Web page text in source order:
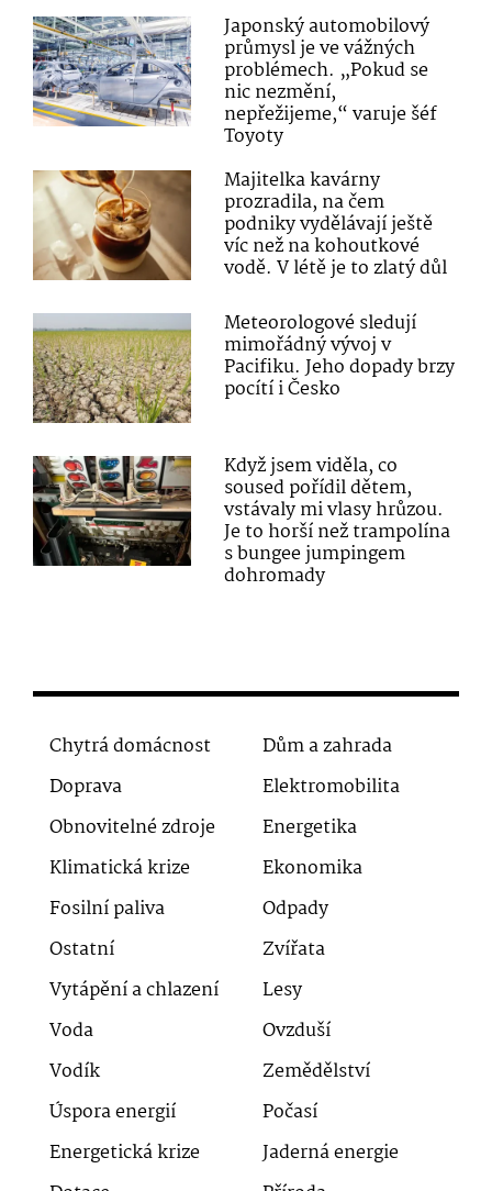
Japonský automobilový
průmysl je ve vážných
problémech. „Pokud se
nic nezmění,
nepřežijeme,“ varuje šéf
Toyoty
Majitelka kavárny
prozradila, na čem
podniky vydělávají ještě
víc než na kohoutkové
vodě. V létě je to zlatý důl
Meteorologové sledují
mimořádný vývoj v
Pacifiku. Jeho dopady brzy
pocítí i Česko
Když jsem viděla, co
soused pořídil dětem,
vstávaly mi vlasy hrůzou.
Je to horší než trampolína
s bungee jumpingem
dohromady
Chytrá domácnost
Dům a zahrada
Doprava
Elektromobilita
Obnovitelné zdroje
Energetika
Klimatická krize
Ekonomika
Fosilní paliva
Odpady
Ostatní
Zvířata
Vytápění a chlazení
Lesy
Voda
Ovzduší
Vodík
Zemědělství
Úspora energií
Počasí
Energetická krize
Jaderná energie